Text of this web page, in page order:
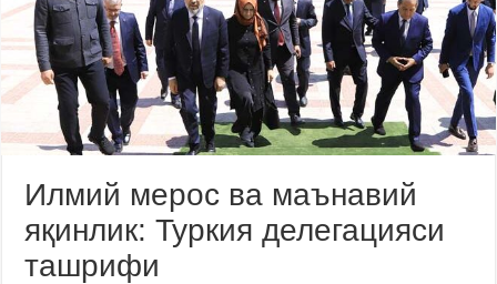
Илмий мерос ва маънавий
яқинлик: Туркия делегацияси
ташрифи